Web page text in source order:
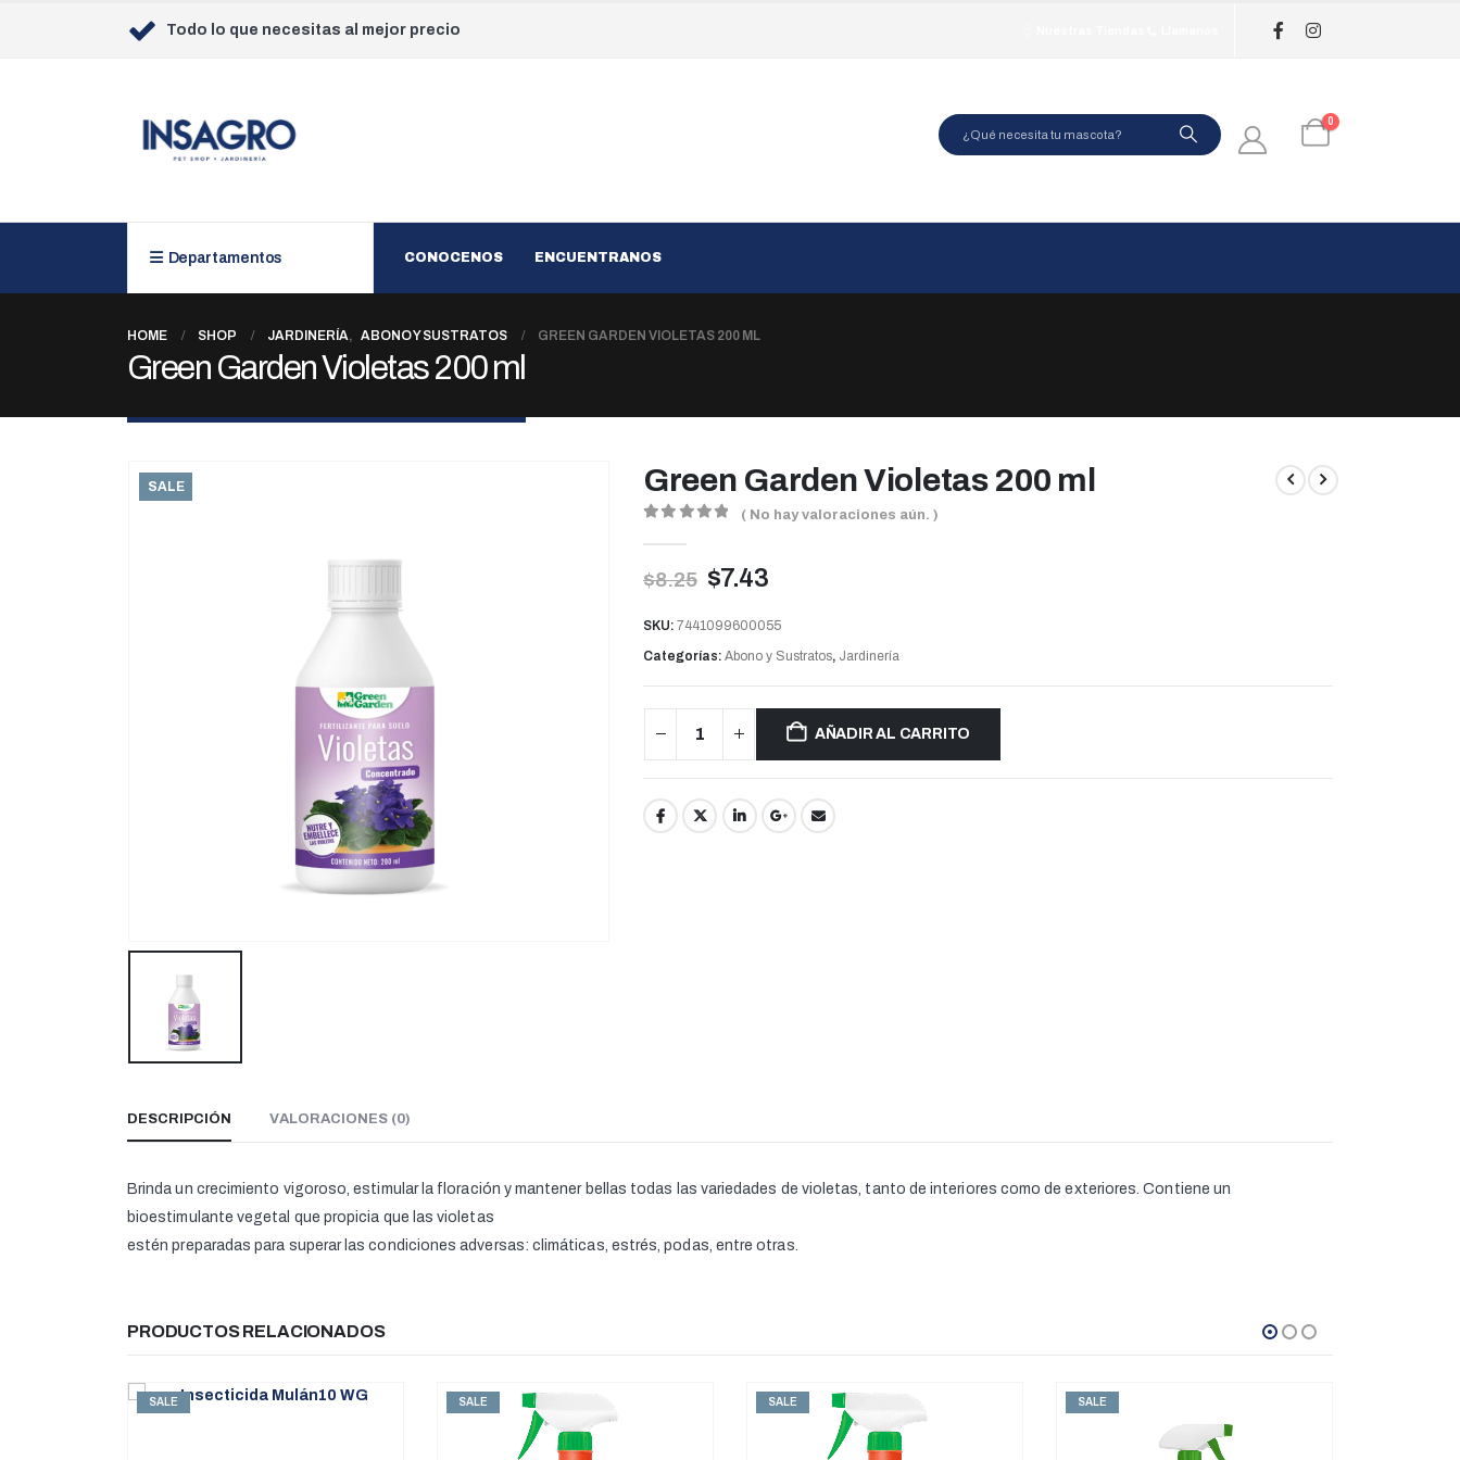
Todo lo que necesitas al mejor precio
0
Departamentos CONOCENOS ENCUENTRANOS
HOME SHOP JARDINERÍA, ABONO Y SUSTRATOS GREEN GARDEN VIOLETAS 200 ML
Green Garden Violetas 200 ml
SALE Green Garden Violetas 200 ml
( No hay valoraciones aún. )
$8.25 $7.43
SKU: 7441099600055
Categorías: Abono y Sustratos, Jardinería
AÑADIR AL CARRITO
DESCRIPCIÓN VALORACIONES (0)
Brinda un crecimiento vigoroso, estimular la floración y mantener bellas todas las variedades de violetas, tanto de interiores como de exteriores. Contiene un
bioestimulante vegetal que propicia que las violetas
estén preparadas para superar las condiciones adversas: climáticas, estrés, podas, entre otras.
PRODUCTOS RELACIONADOS
SALE SALE SALE SALE